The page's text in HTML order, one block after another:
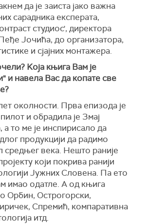
да је заиста јако важна
сарадника експерата,
студиос', директора
Јочића, до организатора,
и сјајних монтажера.
Kоја књига Вам је
и навела Вас да копате све
околности. Прва епизода је
и обрадила је Змај
то ме је инспирисало да
продукцији да радимо
средњег века. Нешто раније
који покрива ранији
Јужних Словена. Па ето
имао одатле. А од књига
Орбин, Острогорски,
Спремић, компаративна
итд.